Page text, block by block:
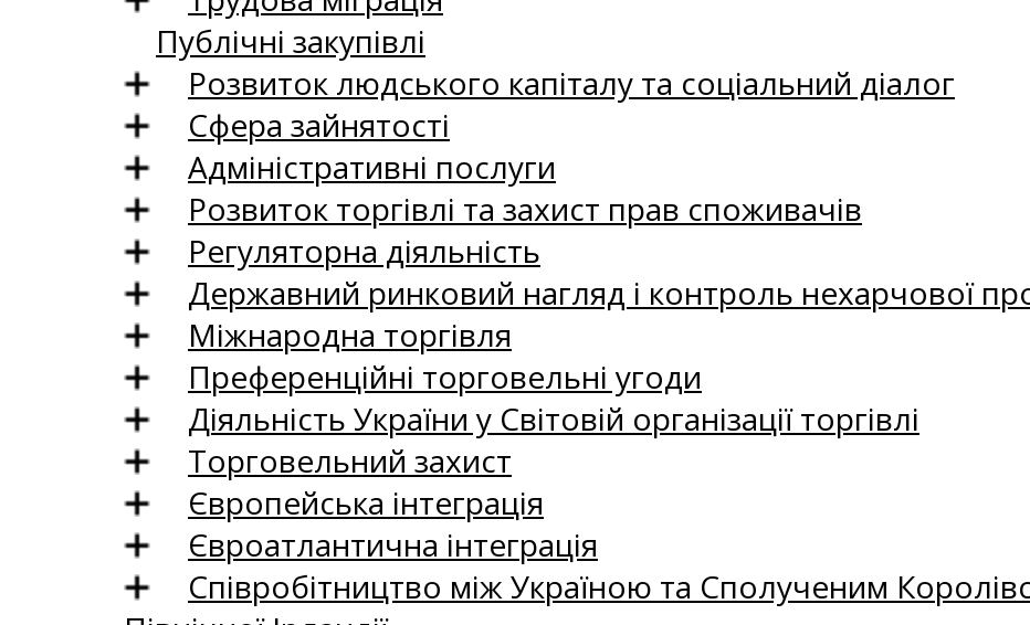
Публічні закупівлі
Розвиток людського капіталу та соціальний діалог
Сфера зайнятості
Адміністративні послуги
Розвиток торгівлі та захист прав споживачів
Регуляторна діяльність
Державний ринковий нагляд і контроль нехарчової
Міжнародна торгівля
Преференційні торговельні угоди
Діяльність України у Світовій організації торгівлі
Торговельний захист
Європейська інтеграція
Євроатлантична інтеграція
Співробітництво між Україною та Сполученим